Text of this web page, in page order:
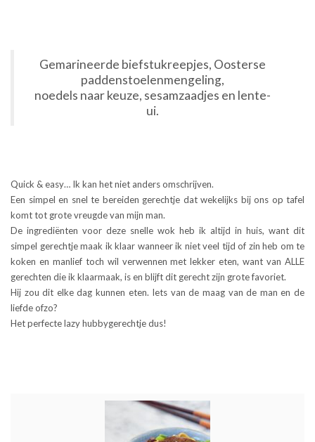
Gemarineerde biefstukreepjes, Oosterse
paddenstoelenmengeling,
noedels naar keuze, sesamzaadjes en lente-
ui.
Quick & easy… Ik kan het niet anders omschrijven.
Een simpel en snel te bereiden gerechtje dat wekelijks bij ons op tafel
komt tot grote vreugde van mijn man.
De ingrediënten voor deze snelle wok heb ik altijd in huis, want dit
simpel gerechtje maak ik klaar wanneer ik niet veel tijd of zin heb om te
koken en manlief toch wil verwennen met lekker eten, want van ALLE
gerechten die ik klaarmaak, is en blijft dit gerecht zijn grote favoriet.
Hij zou dit elke dag kunnen eten. Iets van de maag van de man en de
liefde ofzo?
Het perfecte lazy hubbygerechtje dus!